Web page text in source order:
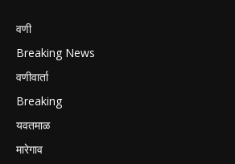
वणी
Breaking News
वणीवार्ता
Breaking
यवतमाळ
मारेगाव